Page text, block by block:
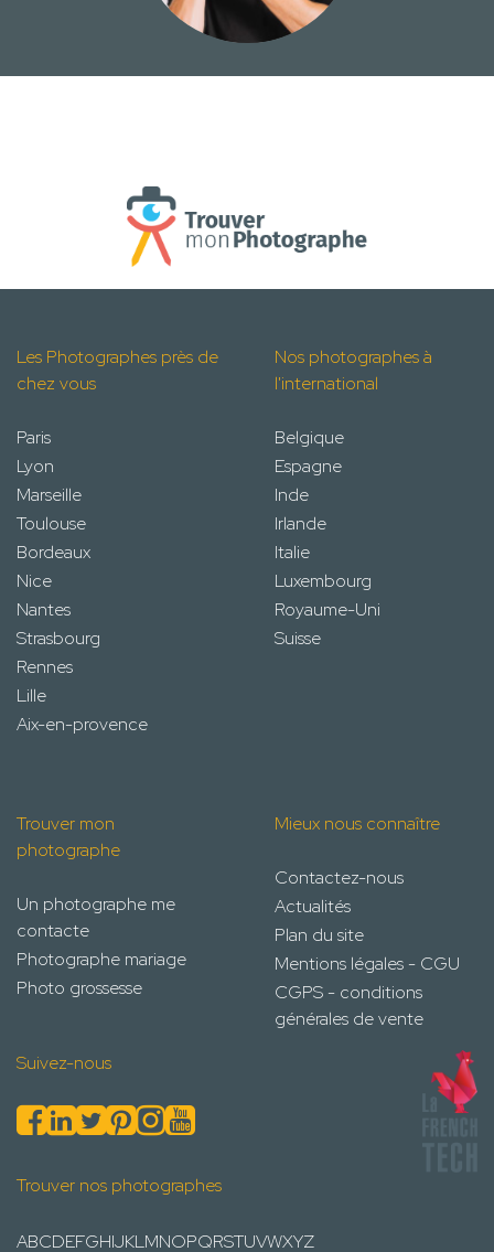
Les Photographes près de
chez vous
Paris
Lyon
Marseille
Toulouse
Bordeaux
Nice
Nantes
Strasbourg
Rennes
Lille
Aix-en-provence
Nos photographes à
l'international
Belgique
Espagne
Inde
Irlande
Italie
Luxembourg
Royaume-Uni
Suisse
Trouver mon
photographe
Un photographe me
contacte
Photographe mariage
Photo grossesse
Mieux nous connaître
Contactez-nous
Actualités
Plan du site
Mentions légales - CGU
CGPS - conditions
générales de vente
Suivez-nous
Trouver nos photographes
ABCDEFGHIJKLMNOPQRSTUVWXYZ